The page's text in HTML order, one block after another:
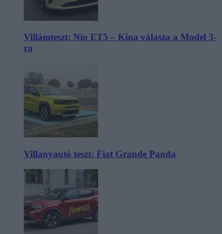
Villámteszt: Nio ET5 – Kína válasza a Model 3-
ra
Villanyautó teszt: Fiat Grande Panda